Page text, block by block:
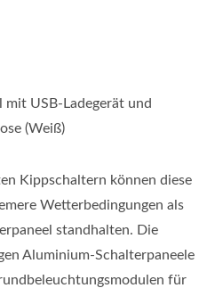
mit USB-Ladegerät und
(Weiß)
Kippschaltern können diese
Wetterbedingungen als
standhalten. Die
Aluminium-Schalterpaneele
für